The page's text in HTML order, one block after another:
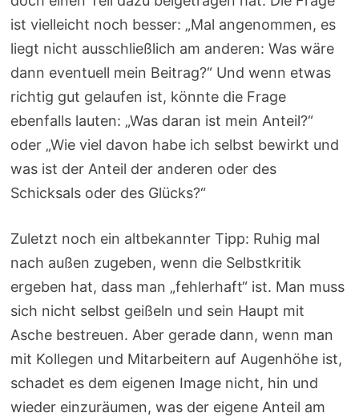
ist vielleicht noch besser: „Mal angenommen, es
liegt nicht ausschließlich am anderen: Was wäre
dann eventuell mein Beitrag?“ Und wenn etwas
richtig gut gelaufen ist, könnte die Frage
ebenfalls lauten: „Was daran ist mein Anteil?“
oder „Wie viel davon habe ich selbst bewirkt und
was ist der Anteil der anderen oder des
Schicksals oder des Glücks?“
Zuletzt noch ein altbekannter Tipp: Ruhig mal
nach außen zugeben, wenn die Selbstkritik
ergeben hat, dass man „fehlerhaft“ ist. Man muss
sich nicht selbst geißeln und sein Haupt mit
Asche bestreuen. Aber gerade dann, wenn man
mit Kollegen und Mitarbeitern auf Augenhöhe ist,
schadet es dem eigenen Image nicht, hin und
wieder einzuräumen, was der eigene Anteil am